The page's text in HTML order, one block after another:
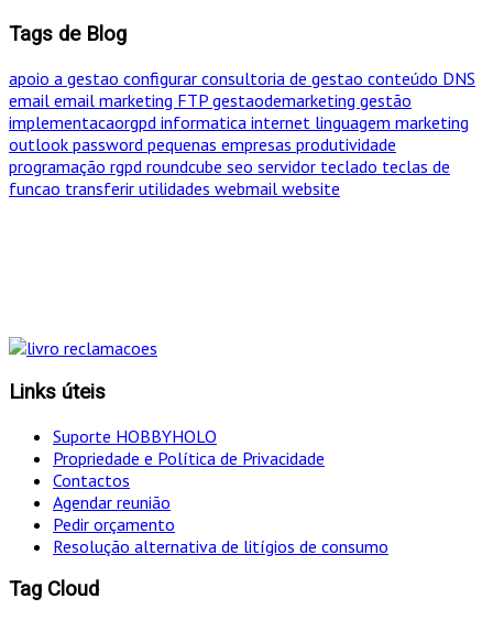
Tags de Blog
apoio a gestao configurar consultoria de gestao conteúdo DNS
email email marketing FTP gestaodemarketing gestão
implementacaorgpd informatica internet linguagem marketing
outlook password pequenas empresas produtividade
programação rgpd roundcube seo servidor teclado teclas de
funcao transferir utilidades webmail website
Links úteis
Suporte HOBBYHOLO
Propriedade e Política de Privacidade
Contactos
Agendar reunião
Pedir orçamento
Resolução alternativa de litígios de consumo
Tag Cloud